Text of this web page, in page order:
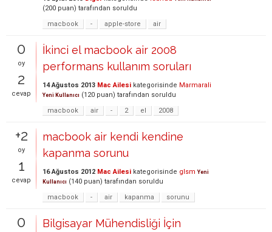
(200 puan) tarafından soruldu
macbook
- apple-store air
0
oy
2
cevap
İkinci el macbook air 2008
performans kullanım soruları
14 Ağustos 2013 Mac Ailesi kategorisinde Marmarali
Yeni Kullanıcı (120 puan) tarafından soruldu
macbook
air - 2 el 2008
+2
oy
1
cevap
macbook air kendi kendine
kapanma sorunu
16 Ağustos 2012 Mac Ailesi kategorisinde glsm Yeni
Kullanıcı (140 puan) tarafından soruldu
macbook
- air kapanma sorunu
0
Bilgisayar Mühendisliği İçin